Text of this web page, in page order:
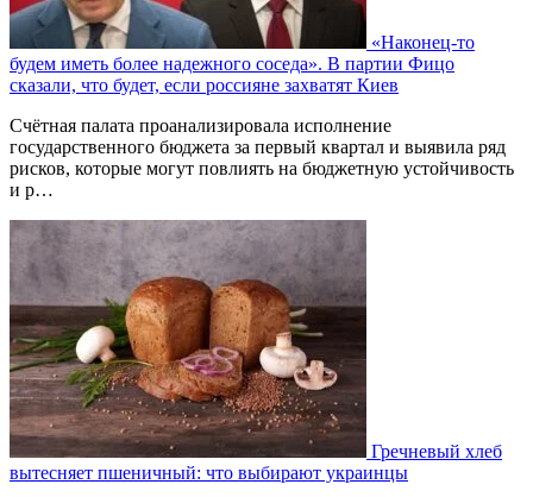
«Наконец-то
будем иметь более надежного соседа». В партии Фицо
сказали, что будет, если россияне захватят Киев
Счётная палата проанализировала исполнение
государственного бюджета за первый квартал и выявила ряд
рисков, которые могут повлиять на бюджетную устойчивость
и р…
Гречневый хлеб
вытесняет пшеничный: что выбирают украинцы